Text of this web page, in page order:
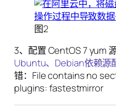
图2
3、配置 CentOS 7 yum
Ubuntu、Debian依赖源
错：File contains no
plugins: fastestmirror